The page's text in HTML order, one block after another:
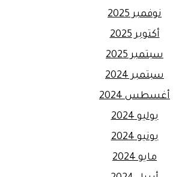
نوفمبر 2025
أكتوبر 2025
سبتمبر 2025
سبتمبر 2024
أغسطس 2024
يوليو 2024
يونيو 2024
مايو 2024